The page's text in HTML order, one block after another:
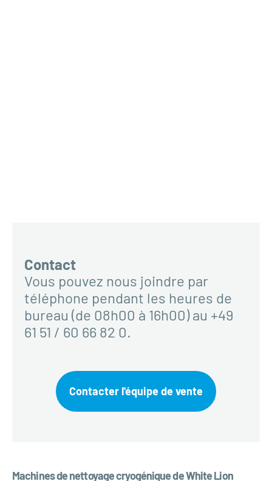
Contact
Vous pouvez nous joindre par
téléphone pendant les heures de
bureau (de 08h00 à 16h00) au +49
61 51 / 60 66 82 0.
Contacter l'équipe de vente
Machines de nettoyage cryogénique de White Lion